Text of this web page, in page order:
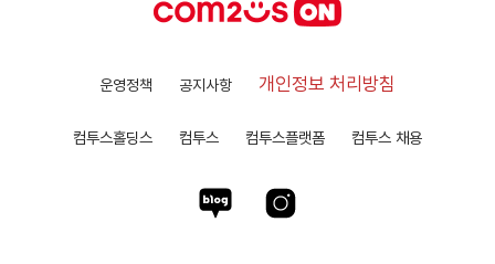
운영정책 공지사항 개인정보 처리방침
컴투스홀딩스 컴투스 컴투스플랫폼 컴투스 채용